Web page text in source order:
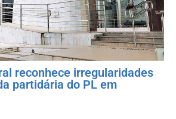
reconhece irregularidades
partidária do PL em